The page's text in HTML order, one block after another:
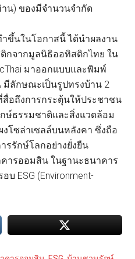
าน) ของมีจำนวนจำกัด
ขึ้นในโอกาสนี้ ได้นำผลงาน
กจากมูลนิธิออทิสติกไทย ใน
มาออกแบบและพิมพ์
ลักษณะเป็นรูปทรงบ้าน 2
สื่อถึงการกระตุ้นให้ประชาชน
ษ์ธรรมชาติและสิ่งแวดล้อม
โซล่าเซลล์บนหลังคา ซึ่งถือ
รรักษ์โลกอย่างยั่งยืน
ารออมสิน ในฐานะธนาคาร
ESG (Environment-